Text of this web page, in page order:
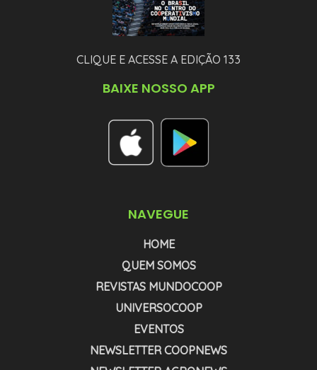
CLIQUE E ACESSE A EDIÇÃO 133
BAIXE NOSSO APP
NAVEGUE
HOME
QUEM SOMOS
REVISTAS MUNDOCOOP
UNIVERSOCOOP
EVENTOS
NEWSLETTER COOPNEWS